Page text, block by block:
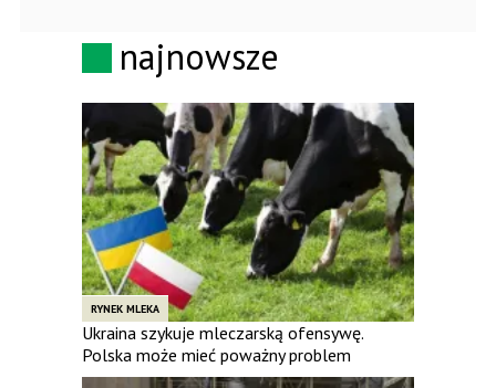
najnowsze
RYNEK MLEKA
Ukraina szykuje mleczarską ofensywę.
Polska może mieć poważny problem